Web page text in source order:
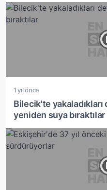
1 yıl önce
Bilecik'te yakaladıkları
yeniden suya bıraktılar